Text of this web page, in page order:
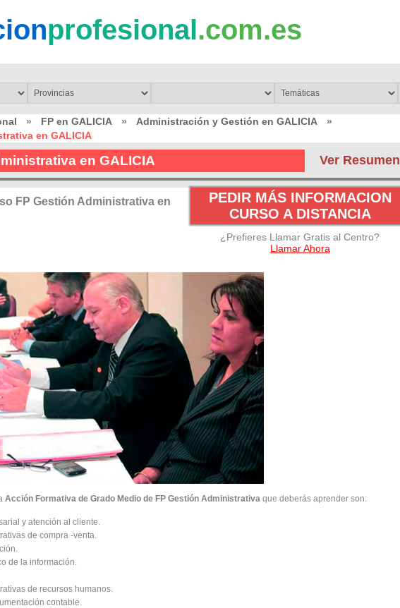
profesional.com.es
» FP en GALICIA » Administración y Gestión en GALICIA
»
en GALICIA
Ver Resumen
en GALICIA
PEDIR MÁS INFORMACION
CURSO A DISTANCIA
¿Prefieres Llamar Gratis al Centro?
Llamar Ahora
FP Gestión Administrativa en
Acción Formativa de Grado Medio de FP Gestión Administrativa que deberás aprender son:
y atención al cliente.
de compra -venta.
de la información.
de recursos humanos.
contable.